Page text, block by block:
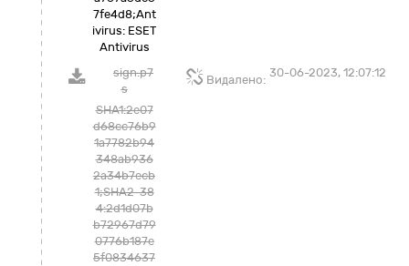
7fe4d8;Ant
ivirus: ESET
Antivirus
sign.p7
s
SHA1:2e07
d68cc76b9
1a7782b94
348ab936
2a34b7ecb
1;SHA2-38
4:2d1d07b
b72967d79
0776b187e
5f0834637
Видалено:
30-06-2023, 12:07:12